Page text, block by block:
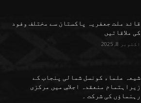
قائد ملت جعفریہ پاکستان سے مختلف وفود
کی ملاقاتیں
اکتوبر 8, 2025
شیعہ علماء کونسل شمالی پنجاب کے
زیراہتمام منعقدہ اجلاسِ میں مرکزی
رہنماؤں کی شرکت ۔